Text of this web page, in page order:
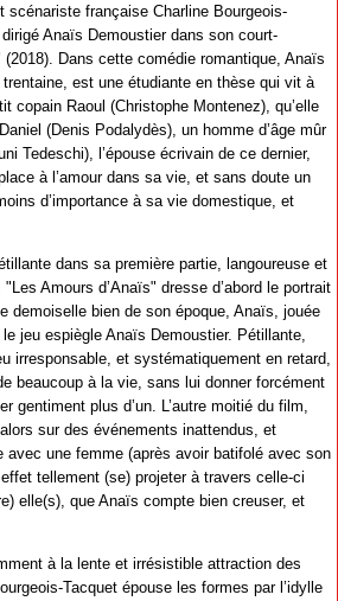
scénariste française Charline Bourgeois-
Anaïs Demoustier dans son court-
Dans cette comédie romantique, Anaïs
est une étudiante en thèse qui vit à
copain Raoul (Christophe Montenez), qu’elle
(Denis Podalydès), un homme d’âge mûr
Tedeschi), l’épouse écrivain de ce dernier,
à l’amour dans sa vie, et sans doute un
d’importance à sa vie domestique, et
dans sa première partie, langoureuse et
Amours d’Anaïs" dresse d’abord le portrait
demoiselle bien de son époque, Anaïs, jouée
jeu espiègle Anaïs Demoustier. Pétillante,
irresponsable, et systématiquement en retard,
beaucoup à la vie, sans lui donner forcément
gentiment plus d’un. L’autre moitié du film,
sur des événements inattendus, et
avec une femme (après avoir batifolé avec son
tellement (se) projeter à travers celle-ci
elle(s), que Anaïs compte bien creuser, et
à la lente et irrésistible attraction des
Tacquet épouse les formes par l’idylle